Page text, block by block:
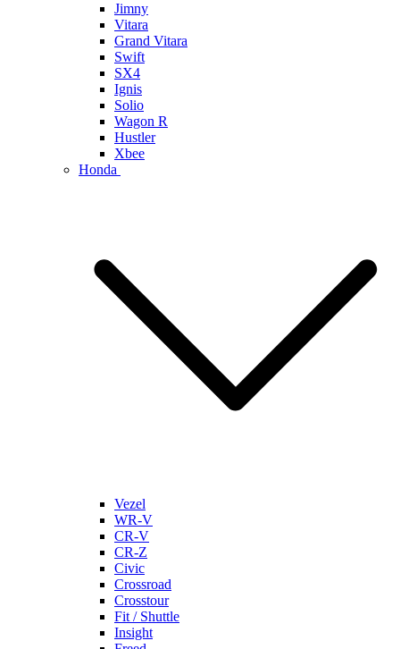
Jimny
Vitara
Grand Vitara
Swift
SX4
Ignis
Solio
Wagon R
Hustler
Xbee
Honda
Vezel
WR-V
CR-V
CR-Z
Civic
Crossroad
Crosstour
Fit / Shuttle
Insight